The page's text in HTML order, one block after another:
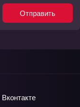
Отправить
Вконтакте